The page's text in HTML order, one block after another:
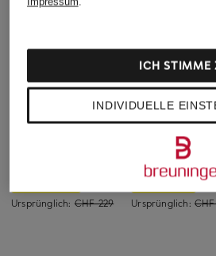
Ursprünglich: CHF 229
Levi's®
Bootcut Jeans
SHAPING
CHF 90
Ursprünglich:
INDIVIDUELLE
ICH STIMME